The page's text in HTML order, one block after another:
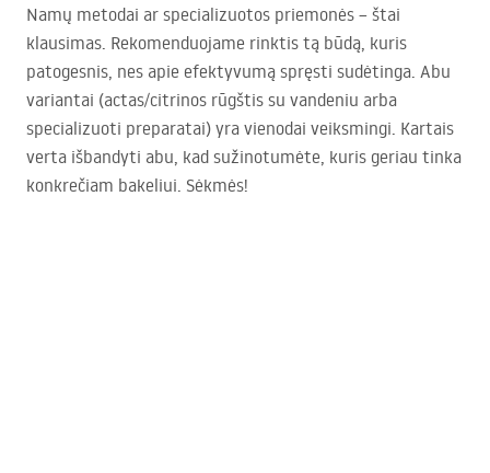
Namų metodai ar specializuotos priemonės – štai
klausimas. Rekomenduojame rinktis tą būdą, kuris
patogesnis, nes apie efektyvumą spręsti sudėtinga. Abu
variantai (actas/citrinos rūgštis su vandeniu arba
specializuoti preparatai) yra vienodai veiksmingi. Kartais
verta išbandyti abu, kad sužinotumėte, kuris geriau tinka
konkrečiam bakeliui. Sėkmės!